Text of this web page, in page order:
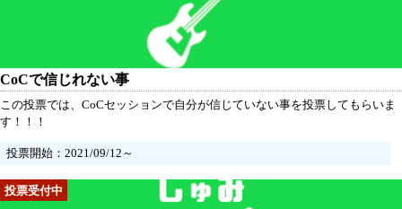
CoCで信じれない事
この投票では、CoCセッションで自分が信じていない事を投票してもらいま
す！！！
投票開始：2021/09/12～